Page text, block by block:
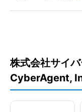
EC機能
SNS連携
モバイルア
株式会社サイ
CyberAgent,